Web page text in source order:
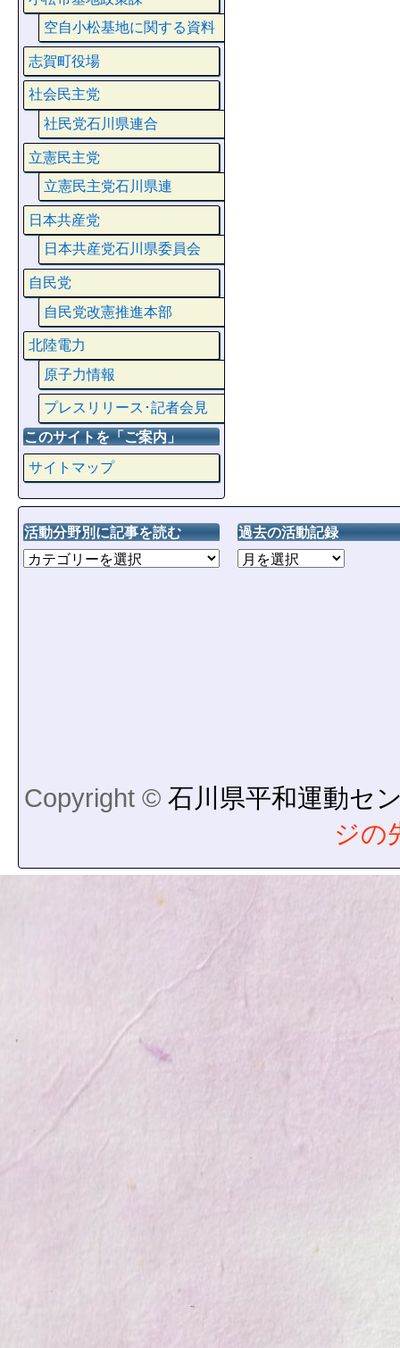
空自小松基地に関する資料
志賀町役場
社会民主党
社民党石川県連合
立憲民主党
立憲民主党石川県連
日本共産党
日本共産党石川県委員会
自民党
自民党改憲推進本部
北陸電力
原子力情報
プレスリリース･記者会見
このサイトを「ご案内」
サイトマップ
活動分野別に記事を読む 過去の活動記録
Copyright © 石川県平和運動セ
ジの